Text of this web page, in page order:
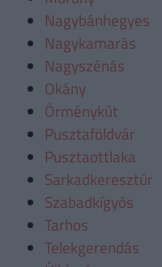
Nagybánhegyes
Nagykamarás
Nagyszénás
Okány
Örménykút
Pusztaföldvár
Pusztaottlaka
Sarkadkeresztúr
Szabadkígyós
Tarhos
Telekgerendás